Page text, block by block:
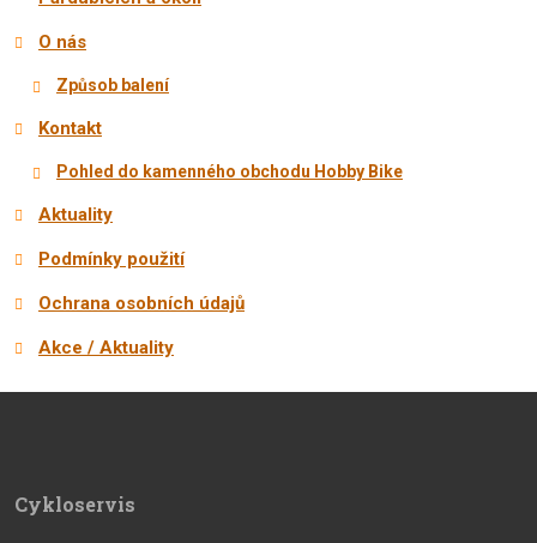
O nás
Způsob balení
Kontakt
Pohled do kamenného obchodu Hobby Bike
Aktuality
Podmínky použití
Ochrana osobních údajů
Akce / Aktuality
Cykloservis